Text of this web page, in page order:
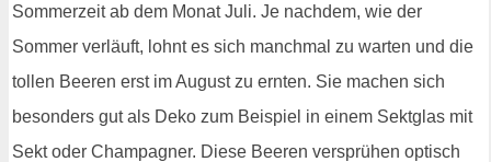
Sommerzeit ab dem Monat Juli. Je nachdem, wie der
Sommer verläuft, lohnt es sich manchmal zu warten und die
tollen Beeren erst im August zu ernten. Sie machen sich
besonders gut als Deko zum Beispiel in einem Sektglas mit
Sekt oder Champagner. Diese Beeren versprühen optisch